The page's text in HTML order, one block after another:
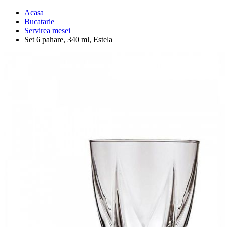
Acasa
Bucatarie
Servirea mesei
Set 6 pahare, 340 ml, Estela